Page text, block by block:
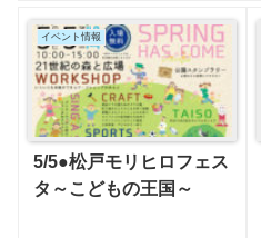
イベント情報
5/5●松戸モリヒロフェス
タ～こどもの王国～